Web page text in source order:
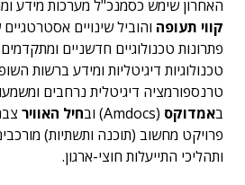
האחרון שימש כסמנכ"ל מערכות מידע
קווי תעופה והוביל שינויים
פתרונות טכנולוגיים חדשניים
טכנולוגיות דיגיטליות ומידע ברשות
טרנספורמציה דיגיטלית נרחבים
באמדוקס (Amdocs) וב חיל האוויר
פרויקט מחשוב (תוכנה ותשתיות) מורכבים
ותהליכי התייעלות חוצי-ארגון.